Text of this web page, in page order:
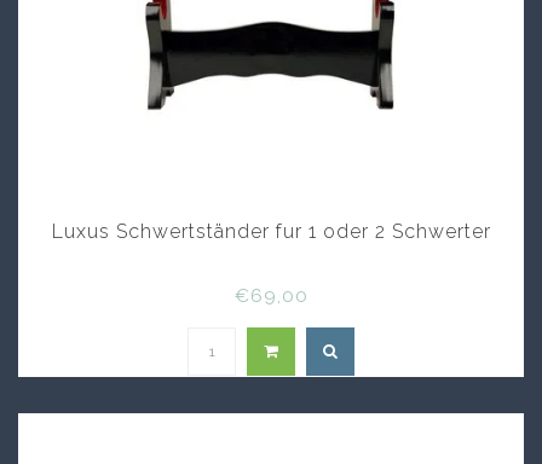
Luxus Schwertständer fur 1 oder 2 Schwerter
€69,00